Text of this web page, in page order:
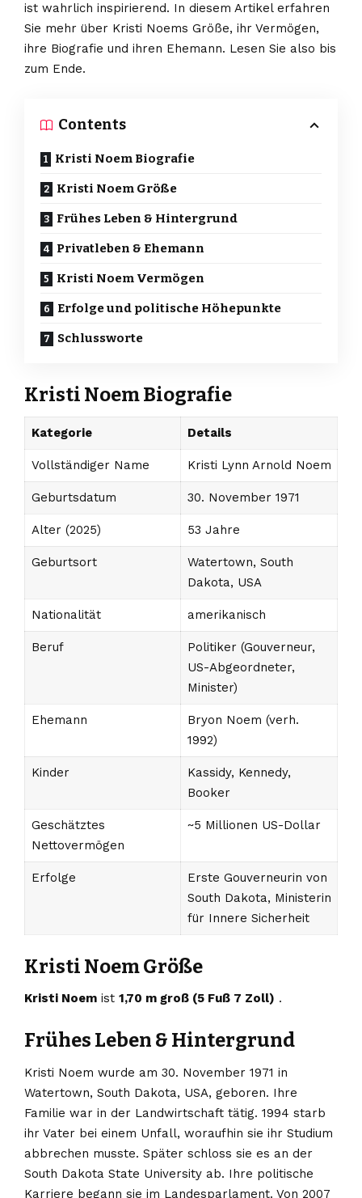
ist wahrlich inspirierend. In diesem Artikel erfahren
Sie mehr über Kristi Noems Größe, ihr Vermögen,
ihre Biografie und ihren Ehemann. Lesen Sie also bis
zum Ende.
Contents
Kristi Noem Biografie
Kristi Noem Größe
Frühes Leben & Hintergrund
Privatleben & Ehemann
Kristi Noem Vermögen
Erfolge und politische Höhepunkte
Schlussworte
Kristi Noem Biografie
Kategorie Details
Vollständiger Name Kristi Lynn Arnold Noem
Geburtsdatum 30. November 1971
Alter (2025) 53 Jahre
Geburtsort
Watertown, South
Dakota, USA
Nationalität amerikanisch
Beruf
Politiker (Gouverneur,
US-Abgeordneter,
Minister)
Ehemann
Bryon Noem (verh.
1992)
Kinder
Kassidy, Kennedy,
Booker
Geschätztes
Nettovermögen
~5 Millionen US-Dollar
Erfolge
Erste Gouverneurin von
South Dakota, Ministerin
für Innere Sicherheit
Kristi Noem Größe
Kristi Noem ist 1,70 m groß (5 Fuß 7 Zoll) .
Frühes Leben & Hintergrund
Kristi Noem wurde am 30. November 1971 in
Watertown, South Dakota, USA, geboren. Ihre
Familie war in der Landwirtschaft tätig. 1994 starb
ihr Vater bei einem Unfall, woraufhin sie ihr Studium
abbrechen musste. Später schloss sie es an der
South Dakota State University ab. Ihre politische
Karriere begann sie im Landesparlament. Von 2007